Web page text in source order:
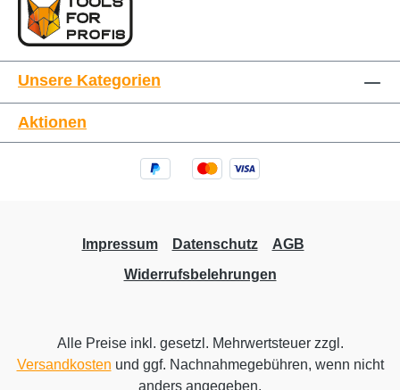
Unsere Kategorien
Aktionen
Impressum Datenschutz
AGB
Widerrufsbelehrungen
Alle Preise inkl. gesetzl. Mehrwertsteuer zzgl.
Versandkosten und ggf. Nachnahmegebühren, wenn nicht
anders angegeben.